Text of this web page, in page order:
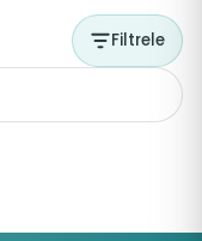
Filtrele